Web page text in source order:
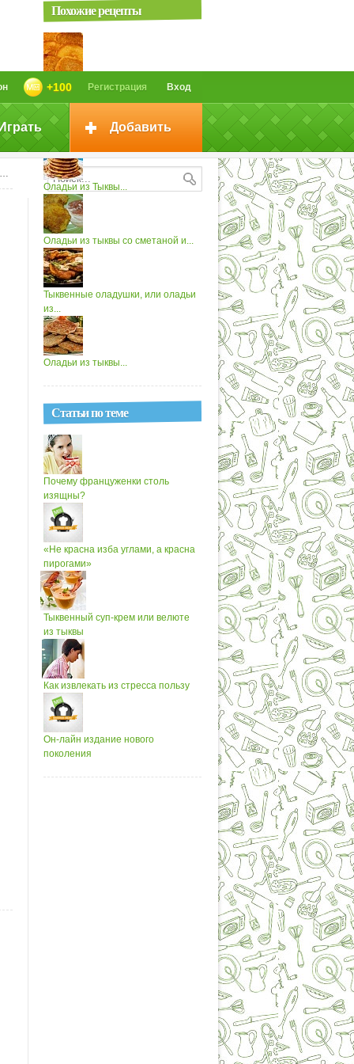
Вход
Регистрация
+100
Добавить
Похожие рецепты
Оладьи из тыквы и яблок
Оладьи из Тыквы...
Оладьи из тыквы со сметаной и...
Тыквенные оладушки, или оладьи
из...
Оладьи из тыквы...
Статьи по теме
Почему француженки столь
изящны?
«Не красна изба углами, а красна
пирогами»
Тыквенный суп-крем или велюте
из тыквы
Как извлекать из стресса пользу
Он-лайн издание нового
поколения